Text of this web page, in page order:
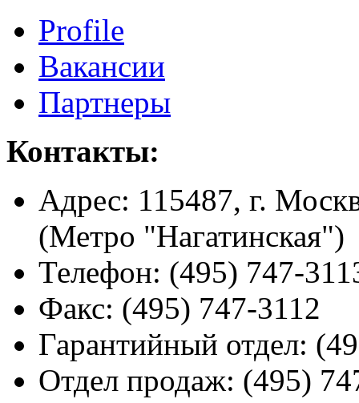
Profile
Вакансии
Партнеры
Контакты:
Адрес: 115487, г.
(Метро "Нагатинская")
Телефон: (495) 747-
Факс: (495) 747-3112
Гарантийный отдел:
Отдел продаж: (495)